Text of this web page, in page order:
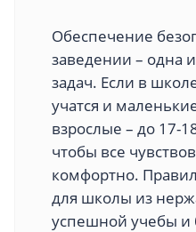
Обеспечение
заведении – одна
задач. Если в
учатся и
взрослые – до 17-
чтобы все
комфортно.
для школы из
успешной учебы и